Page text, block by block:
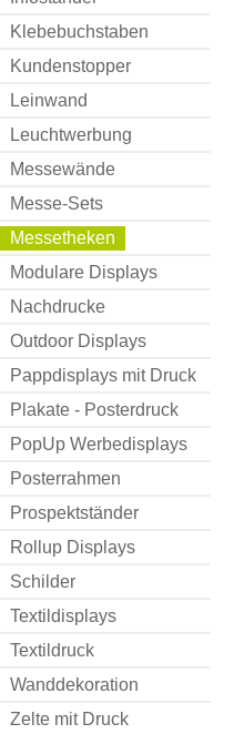
Klebebuchstaben
Kundenstopper
Leinwand
Leuchtwerbung
Messewände
Messe-Sets
Messetheken
Modulare Displays
Nachdrucke
Outdoor Displays
Pappdisplays mit Druck
Plakate - Posterdruck
PopUp Werbedisplays
Posterrahmen
Prospektständer
Rollup Displays
Schilder
Textildisplays
Textildruck
Wanddekoration
Zelte mit Druck